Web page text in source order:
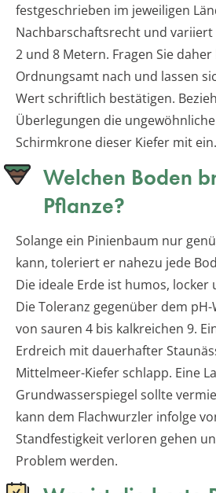
festgeschrieben im jeweiligen
Nachbarschaftsrecht und
2 und 8 Metern. Fragen Sie
Ordnungsamt nach und lassen
Wert schriftlich bestätigen.
Überlegungen die
Schirmkrone dieser Kiefer mit ein.
Welchen Boden
Pflanze?
Solange ein Pinienbaum nur
kann, toleriert er nahezu jede
Die ideale Erde ist humos, locker
Die Toleranz gegenüber dem
von sauren 4 bis kalkreichen 9.
Erdreich mit dauerhafter
Mittelmeer-Kiefer schlapp. Eine
Grundwasserspiegel sollte
kann dem Flachwurzler infolge
Standfestigkeit verloren gehen
Problem werden.